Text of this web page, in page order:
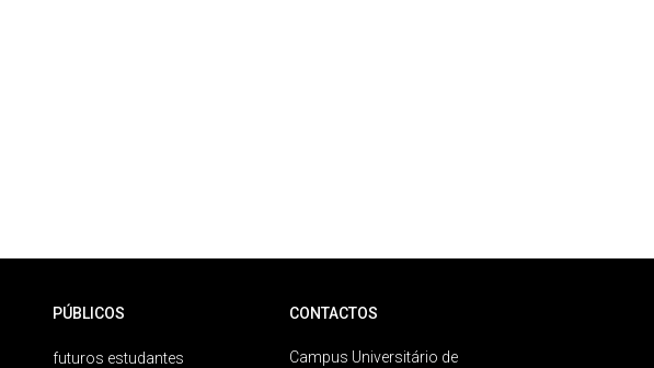
PÚBLICOS
futuros estudantes
CONTACTOS
Campus Universitário de